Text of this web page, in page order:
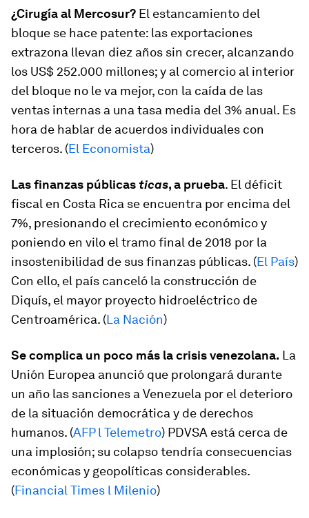
¿Cirugía al Mercosur? El estancamiento del
bloque se hace patente: las exportaciones
extrazona llevan diez años sin crecer, alcanzando
los US$ 252.000 millones; y al comercio al interior
del bloque no le va mejor, con la caída de las
ventas internas a una tasa media del 3% anual. Es
hora de hablar de acuerdos individuales con
terceros. (El Economista)
Las finanzas públicasticas, a prueba. El déficit
fiscal en Costa Rica se encuentra por encima del
7%, presionando el crecimiento económico y
poniendo en vilo el tramo final de 2018 por la
insostenibilidad de sus finanzas públicas. (El País)
Con ello, el país canceló la construcción de
Diquís, el mayor proyecto hidroeléctrico de
Centroamérica. (La Nación)
Se complica un poco más la crisis venezolana. La
Unión Europea anunció que prolongará durante
un año las sanciones a Venezuela por el deterioro
de la situación democrática y de derechos
humanos. (AFP l Telemetro) PDVSA está cerca de
una implosión; su colapso tendría consecuencias
económicas y geopolíticas considerables.
(Financial Times l Milenio)